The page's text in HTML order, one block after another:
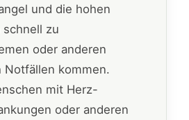
und die hohen
zu
oder anderen
Notfällen kommen.
mit Herz-
oder anderen